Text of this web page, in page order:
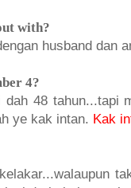
with?
husband dan
4?
48 tahun...tapi
ye kak intan. Kak